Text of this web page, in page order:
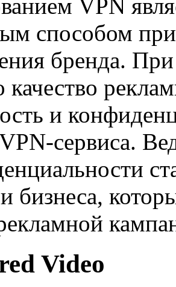
VPN
способом
бренда.
качество
и
сервиса.
бизнеса,
Video